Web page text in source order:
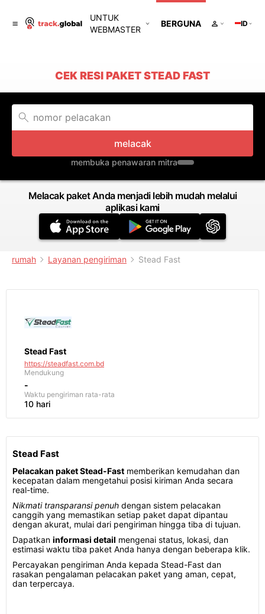
UNTUK
WEBMASTER
BERGUNA ID
CEK RESI PAKET STEAD FAST
melacak
membuka penawaran mitra
Melacak paket Anda menjadi lebih mudah melalui
aplikasi kami
rumah Layanan pengiriman Stead Fast
Stead Fast
https://steadfast.com.bd
Mendukung
-
Waktu pengiriman rata-rata
10 hari
Stead Fast
Pelacakan paket Stead-Fast memberikan kemudahan dan
kecepatan dalam mengetahui posisi kiriman Anda secara
real-time.
Nikmati transparansi penuh dengan sistem pelacakan
canggih yang memastikan setiap paket dapat dipantau
dengan akurat, mulai dari pengiriman hingga tiba di tujuan.
Dapatkan informasi detail mengenai status, lokasi, dan
estimasi waktu tiba paket Anda hanya dengan beberapa klik.
Percayakan pengiriman Anda kepada Stead-Fast dan
rasakan pengalaman pelacakan paket yang aman, cepat,
dan terpercaya.